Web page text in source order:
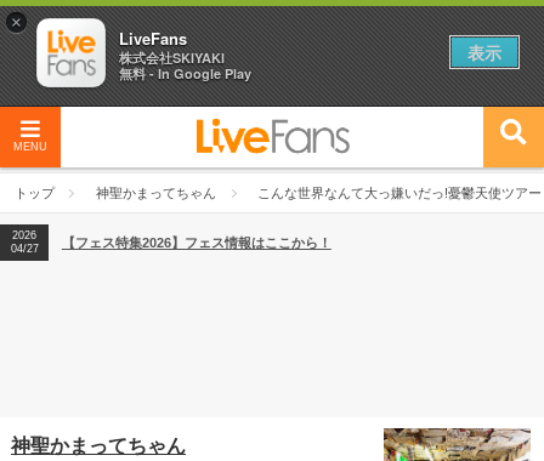
MENU
トップ 神聖かまってちゃん こんな世界なんて大っ嫌いだっ!憂鬱天使ツアー
2026
04/27
2026
【ライブ動員ランキング】2026年上半期編発表！
2026
04/27
【フェス特集2026】フェス情報はここから！
神聖かまってちゃん
×
LiveFans
株式会社SKIYAKI
無料 - In Google Play
表示